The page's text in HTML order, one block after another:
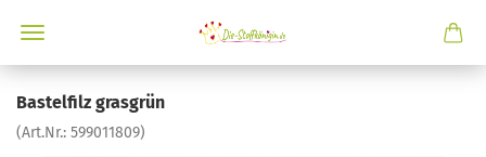
Bastelfilz grasgrün
(Art.Nr.: 599011809)